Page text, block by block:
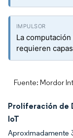
La
requieren
Fuente: Mordor
Proliferación de
IoT
Aproximadamente